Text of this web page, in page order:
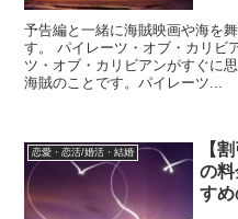
予告編と一緒に海賊映画や海を
す。 パイレーツ・オブ・カリ
ツ・オブ・カリビアンがすぐに
海賊のことです。パイレーツ...
恋愛・恋活/婚活・結婚
【
の
す